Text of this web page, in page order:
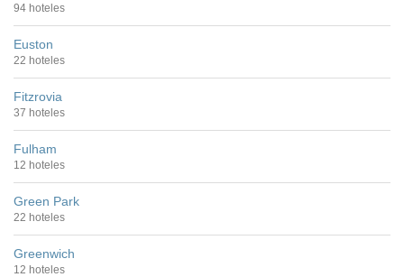
94 hoteles
Euston
22 hoteles
Fitzrovia
37 hoteles
Fulham
12 hoteles
Green Park
22 hoteles
Greenwich
12 hoteles